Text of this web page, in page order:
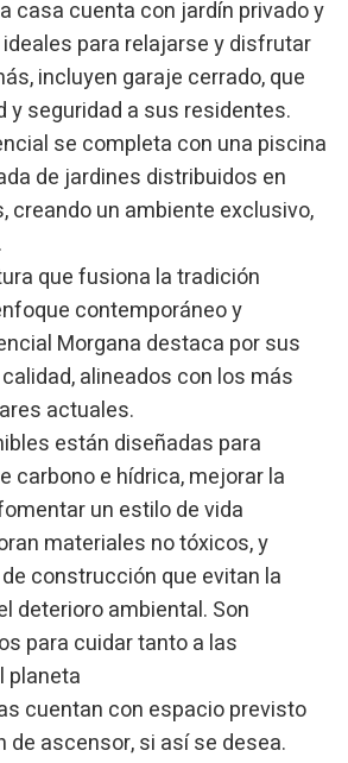
casa cuenta con jardín privado y
para relajarse y disfrutar
incluyen garaje cerrado, que
y seguridad a sus residentes.
se completa con una piscina
de jardines distribuidos en
creando un ambiente exclusivo,
que fusiona la tradición
contemporáneo y
Morgana destaca por sus
alineados con los más
actuales.
están diseñadas para
carbono e hídrica, mejorar la
un estilo de vida
materiales no tóxicos, y
construcción que evitan la
deterioro ambiental. Son
para cuidar tanto a las
planeta
cuentan con espacio previsto
de ascensor, si así se desea.
Siempre activas
Cookies propias para recopilar
de mejorar nuestros servicios.
supone la aceptación de la
El usuario tiene la posibilidad
pudiendo, si así lo desea,
en su disco duro, aunque
que dicha acción podrá ocasionar
de la página web.
los usuarios de este sitio web. La
mediante este tipo de cookies se
de la actividad de la web para la
de navegación de los usuarios con
en función del análisis de los
los usuarios del servicio. Permiten
de preferencia del usuario para
nuestros servicios y para ofrecer una
través de productos recomendados.
para almacenar información
y elecciones personales del usuario